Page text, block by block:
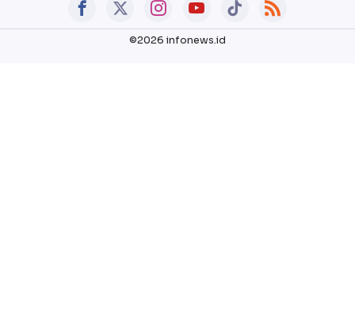
©2026 infonews.id